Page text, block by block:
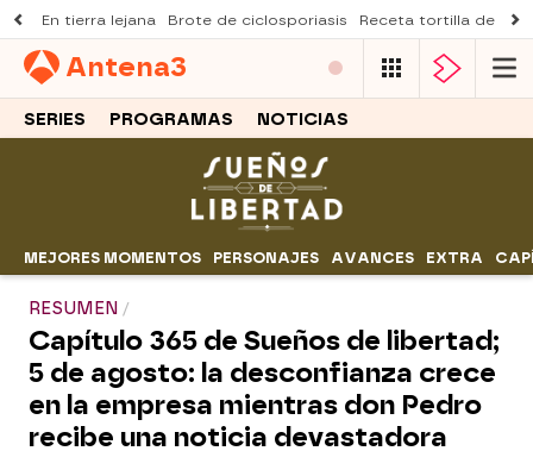
En tierra lejana Brote de ciclosporiasis Receta tortilla de
Antena3
SERIES PROGRAMAS NOTICIAS
MEJORES MOMENTOS PERSONAJES AVANCES EXTRA
RESUMEN
Capítulo 365 de Sueños de libertad;
5 de agosto: la desconfianza crece
en la empresa mientras don Pedro
recibe una noticia devastadora